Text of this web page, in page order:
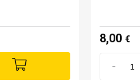
8,00 €
-